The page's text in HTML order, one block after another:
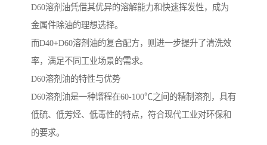
D60溶剂油凭借其优异的溶解能力和快速挥发性，成为
金属件除油的理想选择。
而D40+D60溶剂油的复合配方，则进一步提升了清洗效
率，满足不同工业场景的需求。
D60溶剂油的特性与优势
D60溶剂油是一种馏程在60-100℃之间的精制溶剂，具有
低硫、低芳烃、低毒性的特点，符合现代工业对环保和
的要求。